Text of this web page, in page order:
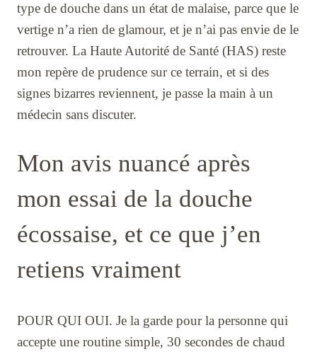
type de douche dans un état de malaise, parce que le
vertige n’a rien de glamour, et je n’ai pas envie de le
retrouver. La Haute Autorité de Santé (HAS) reste
mon repère de prudence sur ce terrain, et si des
signes bizarres reviennent, je passe la main à un
médecin sans discuter.
Mon avis nuancé après
mon essai de la douche
écossaise, et ce que j’en
retiens vraiment
POUR QUI OUI. Je la garde pour la personne qui
accepte une routine simple, 30 secondes de chaud